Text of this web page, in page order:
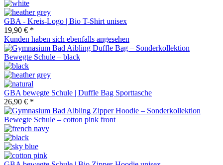
GBA - Kreis-Logo | Bio T-Shirt unisex
19,90 € *
Kunden haben sich ebenfalls angesehen
GBA bewegte Schule | Duffle Bag Sporttasche
26,90 € *